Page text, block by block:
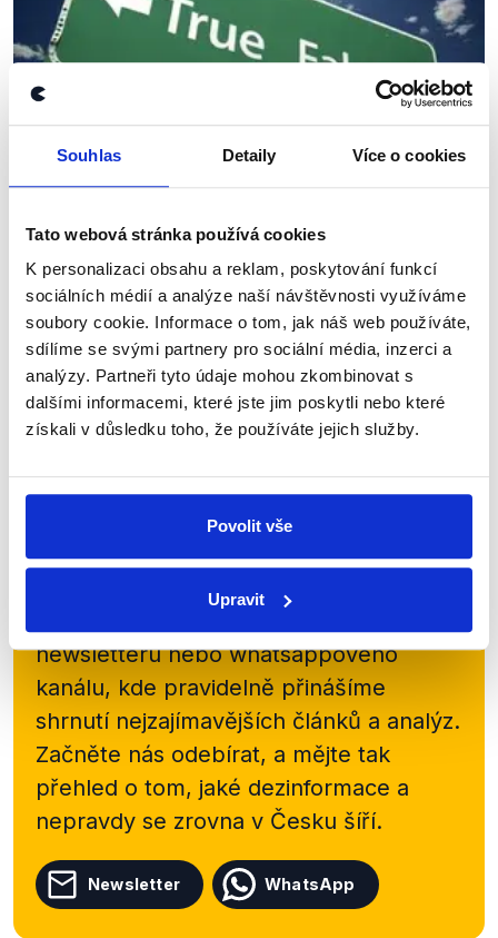
Souhlas Detaily Více o cookies
Tato webová stránka používá cookies
K personalizaci obsahu a reklam, poskytování funkcí
sociálních médií a analýze naší návštěvnosti využíváme
soubory cookie. Informace o tom, jak náš web používáte,
sdílíme se svými partnery pro sociální média, inzerci a
analýzy. Partneři tyto údaje mohou zkombinovat s
dalšími informacemi, které jste jim poskytli nebo které
získali v důsledku toho, že používáte jejich služby.
Povolit vše
Upravit
Ověř to! Ověřeno!
7. ledna 2014
V aplikaci Ověř to, ve které čtenáři analytikům
Demagog.CZ posílají zajímavé výroky k
prozkoumání odkudkoliv z webu či médií, se
tentokrát většina prověřovaných politiků...
Zůstaňme v kontaktu
newsletteru nebowhatsappového
kanálu, kde pravidelně přinášíme
shrnutí nejzajímavějších článků a analýz.
Začněte nás odebírat, a mějte tak
přehled o tom, jaké dezinformace a
nepravdy se zrovna v Česku šíří.
Newsletter WhatsApp